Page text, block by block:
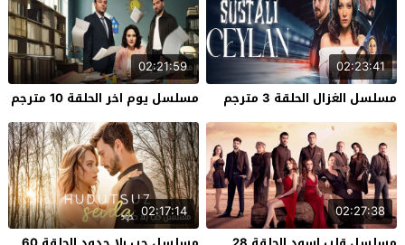
02:23:41
مسلسل الغزال الحلقة 3 مترجم
02:21:59
مسلسل يوم اخر الحلقة 10 مترجم
02:27:38
02:17:14